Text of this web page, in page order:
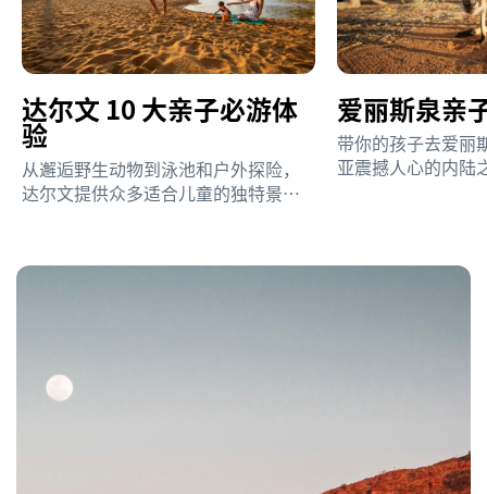
达尔文 10 大亲子必游体
验
从邂逅野生动物到泳池和户外探险，
达尔文提供众多适合儿童的独特景点
爱丽斯泉亲
带你的孩子去爱丽
亚震撼人心的内陆